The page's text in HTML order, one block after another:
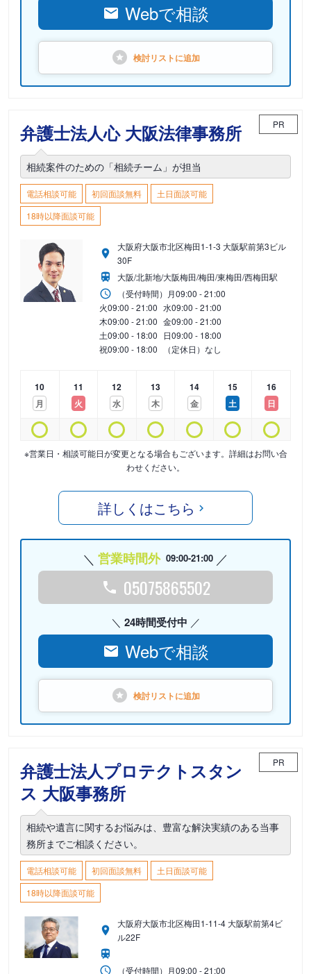
Webで相談
検討リストに追加
弁護士法人心 大阪法律事務所 PR
相続案件のための「相続チーム」が担当
電話相談可能 初回面談無料
土日面談可能
18時以降面談可能
大阪府大阪市北区梅田1-1-3 大阪駅前第3ビル
30F
大阪/北新地/大阪梅田/梅田/東梅田/西梅田駅
（受付時間） 月09:00 - 21:00
火09:00 - 21:00 水09:00 - 21:00
木09:00 - 21:00 金09:00 - 21:00
土09:00 - 18:00 日09:00 - 18:00
祝09:00 - 18:00 （定休日）なし
10
月
11
火
12
水
13
木
14
金
15
土
16
日
※営業日・相談可能日が変更となる場合もございます。詳細はお問い合
わせください。
詳しくはこちら
営業時間外 09:00-21:00
05075865502
24時間受付中
Webで相談
検討リストに追加
弁護士法人プロテクトスタン
ス 大阪事務所
PR
相続や遺言に関するお悩みは、豊富な解決実績のある当事
務所までご相談ください。
電話相談可能 初回面談無料
土日面談可能
18時以降面談可能
大阪府大阪市北区梅田1-11-4 大阪駅前第4ビ
ル22F
（受付時間） 月09:00 - 21:00